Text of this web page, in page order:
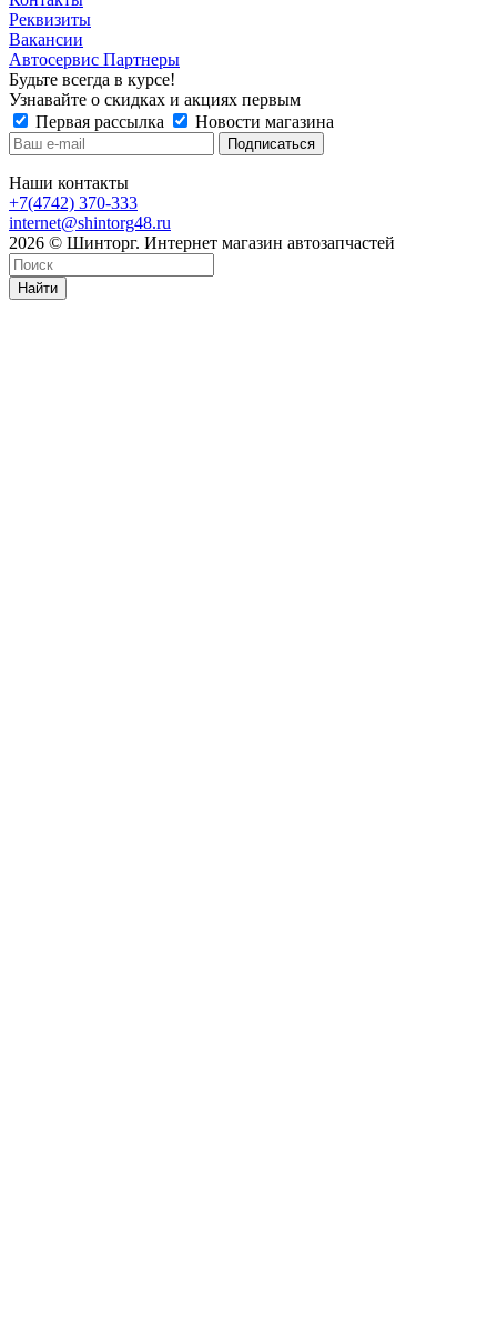
Реквизиты
Вакансии
Автосервис Партнеры
Будьте всегда в курсе!
Узнавайте о скидках и акциях первым
Первая рассылка
Новости магазина
Наши контакты
+7(4742) 370-333
internet@shintorg48.ru
2026 © Шинторг. Интернет магазин автозапчастей
Найти